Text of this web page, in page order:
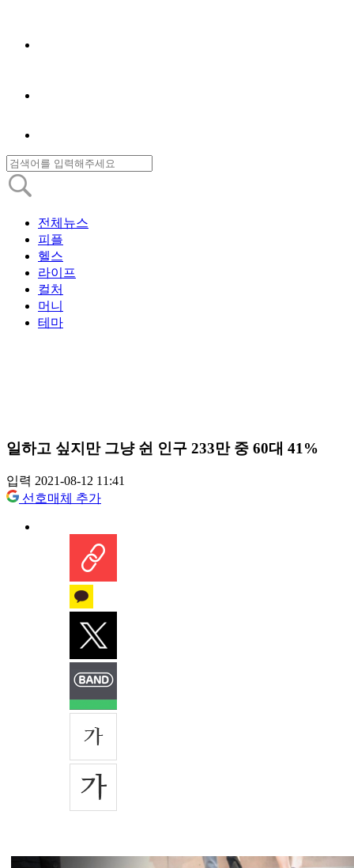
전체뉴스
피플
헬스
라이프
컬처
머니
테마
일하고 싶지만 그냥 쉰 인구 233만 중 60대 41%
입력 2021-08-12 11:41
선호매체 추가